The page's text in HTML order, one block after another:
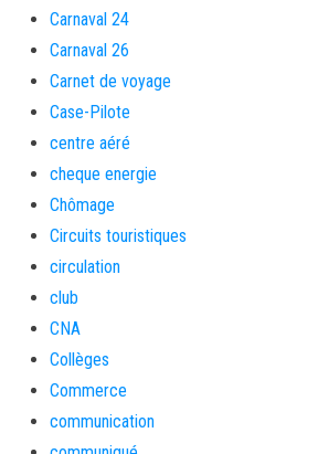
Carnaval 24
Carnaval 26
Carnet de voyage
Case-Pilote
centre aéré
cheque energie
Chômage
Circuits touristiques
circulation
club
CNA
Collèges
Commerce
communication